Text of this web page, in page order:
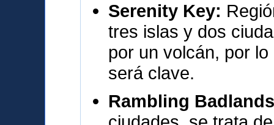
Serenity Key:
tres islas y dos
por un volcán, por
será clave.
Rambling